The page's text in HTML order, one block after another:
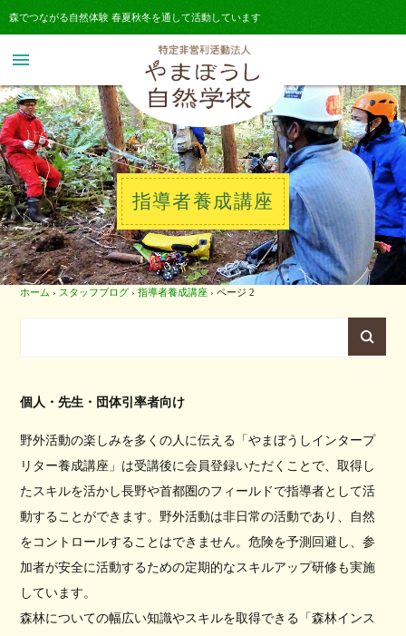
森でつながる自然体験 春夏秋冬を通して活動しています
menu
指導者養成講座
ホーム › スタッフブログ › 指導者養成講座 › ページ 2
個人・先生・団体引率者向け
野外活動の楽しみを多くの人に伝える「やまぼうしインタープ
リター養成講座」は受講後に会員登録いただくことで、取得し
たスキルを活かし長野や首都圏のフィールドで指導者として活
動することができます。野外活動は非日常の活動であり、自然
をコントロールすることはできません。危険を予測回避し、参
加者が安全に活動するための定期的なスキルアップ研修も実施
しています。
森林についての幅広い知識やスキルを取得できる「森林インス